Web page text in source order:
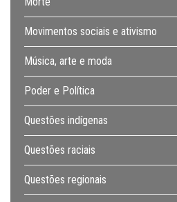
Movimentos sociais e ativismo
Música, arte e moda
Poder e Política
Questões indígenas
Questões raciais
Questões regionais